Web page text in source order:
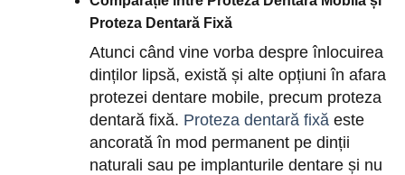
Proteza Dentară Fixă
Atunci când vine vorba despre înlocuirea
dinților lipsă, există și alte opțiuni în afara
protezei dentare mobile, precum proteza
dentară fixă. Proteza dentară fixă este
ancorată în mod permanent pe dinții
naturali sau pe implanturile dentare și nu